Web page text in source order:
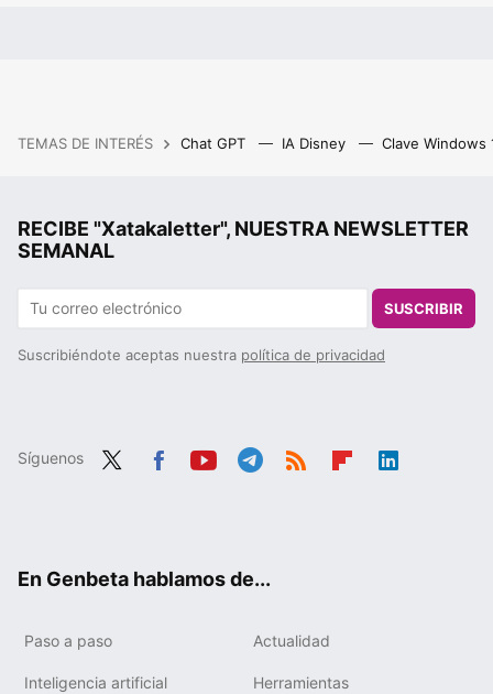
TEMAS DE INTERÉS Chat GPT IA Disney Clave Windows
RECIBE "Xatakaletter", NUESTRA NEWSLETTER
SEMANAL
SUSCRIBIR
Suscribiéndote aceptas nuestra política de privacidad
Síguenos
En Genbeta hablamos de...
Paso a paso Actualidad
Inteligencia artificial Herramientas